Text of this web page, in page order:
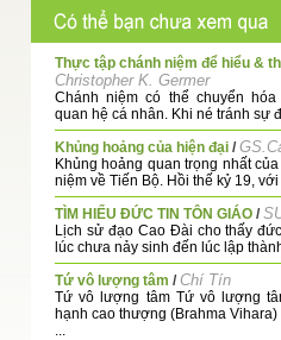
Thực tập chánh niệm để hiểu &
Christopher K. Germer
Chánh niệm có thể chuyển
quan hệ cá nhân. Khi né tránh sự
Khủng hoảng của hiện đại /
Khủng hoảng quan trọng nhất
niệm về Tiến Bộ. Hồi thế kỷ 19, với
TÌM HIỂU ĐỨC TIN TÔN GIÁO /
Lịch sử đạo Cao Đài cho thấy
lúc chưa nảy sinh đến lúc lập
Tứ vô lượng tâm /Chí Tín
Tứ vô lượng tâm Tứ vô lượng
hạnh cao thượng (Brahma Vihara)
...